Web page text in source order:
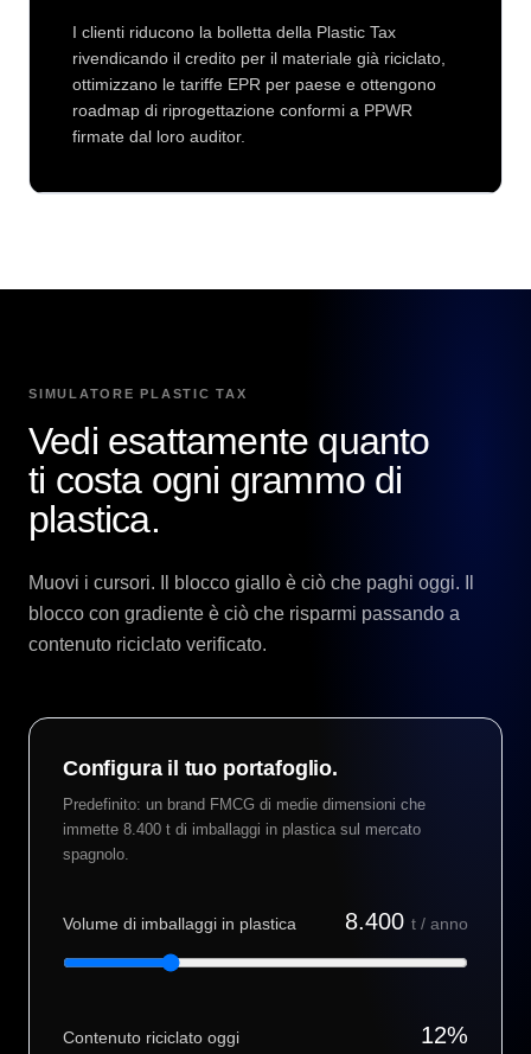
I clienti riducono la bolletta della Plastic Tax
rivendicando il credito per il materiale già riciclato,
ottimizzano le tariffe EPR per paese e ottengono
roadmap di riprogettazione conformi a PPWR
firmate dal loro auditor.
SIMULATORE PLASTIC TAX
Vedi esattamente quanto
ti costa ogni grammo di
plastica.
Muovi i cursori. Il blocco giallo è ciò che paghi oggi. Il
blocco con gradiente è ciò che risparmi passando a
contenuto riciclato verificato.
Configura il tuo portafoglio.
Predefinito: un brand FMCG di medie dimensioni che
immette 8.400 t di imballaggi in plastica sul mercato
spagnolo.
Volume di imballaggi in plastica 8.400 t / anno
Contenuto riciclato oggi 12%